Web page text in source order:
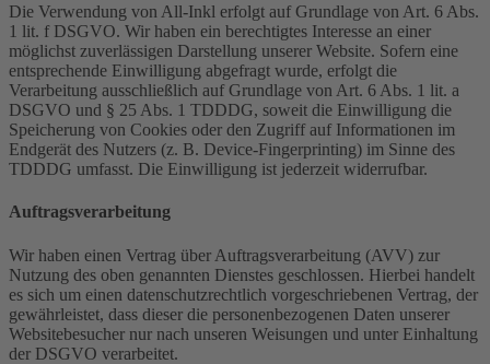
Die Verwendung von All-Inkl erfolgt auf Grundlage von Art. 6 Abs.
1 lit. f DSGVO. Wir haben ein berechtigtes Interesse an einer
möglichst zuverlässigen Darstellung unserer Website. Sofern eine
entsprechende Einwilligung abgefragt wurde, erfolgt die
Verarbeitung ausschließlich auf Grundlage von Art. 6 Abs. 1 lit. a
DSGVO und § 25 Abs. 1 TDDDG, soweit die Einwilligung die
Speicherung von Cookies oder den Zugriff auf Informationen im
Endgerät des Nutzers (z. B. Device-Fingerprinting) im Sinne des
TDDDG umfasst. Die Einwilligung ist jederzeit widerrufbar.
Auftragsverarbeitung
Wir haben einen Vertrag über Auftragsverarbeitung (AVV) zur
Nutzung des oben genannten Dienstes geschlossen. Hierbei handelt
es sich um einen datenschutzrechtlich vorgeschriebenen Vertrag, der
gewährleistet, dass dieser die personenbezogenen Daten unserer
Websitebesucher nur nach unseren Weisungen und unter Einhaltung
der DSGVO verarbeitet.